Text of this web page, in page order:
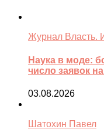
Журнал Власть.
Наука в моде:
число заявок
03.08.2026
Шатохин Павел